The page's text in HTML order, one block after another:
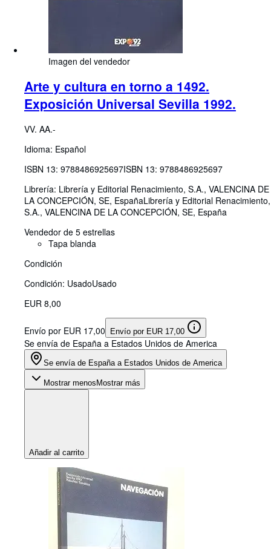
Imagen del vendedor
Arte y cultura en torno a 1492.
Exposición Universal Sevilla 1992.
VV. AA.-
Idioma: Español
ISBN 13: 9788486925697ISBN 13: 9788486925697
Librería: Librería y Editorial Renacimiento, S.A., VALENCINA DE
LA CONCEPCIÓN, SE, EspañaLibrería y Editorial Renacimiento,
S.A., VALENCINA DE LA CONCEPCIÓN, SE, España
Vendedor de 5 estrellas
Tapa blanda
Condición
Condición: UsadoUsado
EUR 8,00
Envío por EUR 17,00 Envío por EUR 17,00
Se envía de España a Estados Unidos de America
Se envía de España a Estados Unidos de America
Mostrar menos Mostrar más
Añadir al carrito